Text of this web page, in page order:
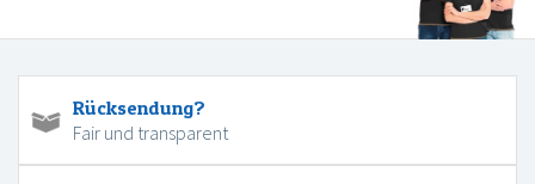
Rücksendung?
Fair und transparent